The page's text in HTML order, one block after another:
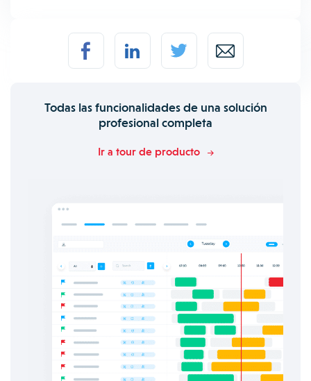
Todas las funcionalidades de una solución
profesional completa
Ir a tour de producto